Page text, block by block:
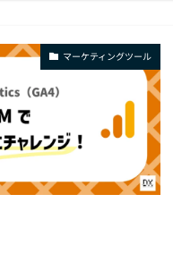
マーケティングツール